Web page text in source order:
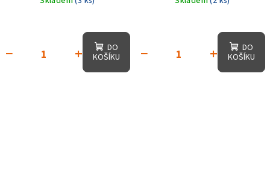
+
−
DO
KOŠÍKU
+
−
DO
KOŠÍKU